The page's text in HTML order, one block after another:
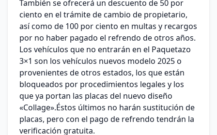
También se ofrecerá un descuento de 50 por
ciento en el trámite de cambio de propietario,
así como de 100 por ciento en multas y recargos
por no haber pagado el refrendo de otros años.
Los vehículos que no entrarán en el Paquetazo
3×1 son los vehículos nuevos modelo 2025 o
provenientes de otros estados, los que están
bloqueados por procedimientos legales y los
que ya portan las placas del nuevo diseño
«Collage».Éstos últimos no harán sustitución de
placas, pero con el pago de refrendo tendrán la
verificación gratuita.